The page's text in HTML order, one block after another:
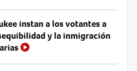
instan a los votantes a
y la inmigración